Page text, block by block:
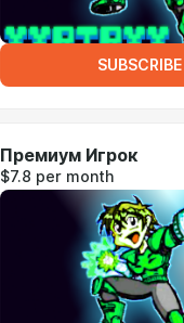
SUBSCRIBE
Премиум Игрок
$7.8 per month